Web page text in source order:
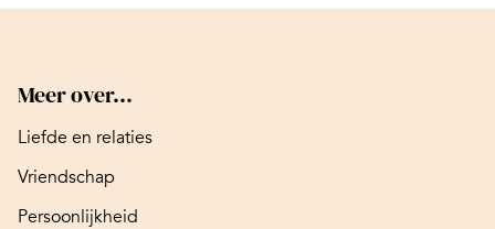
Meer over...
Liefde en relaties
Vriendschap
Persoonlijkheid